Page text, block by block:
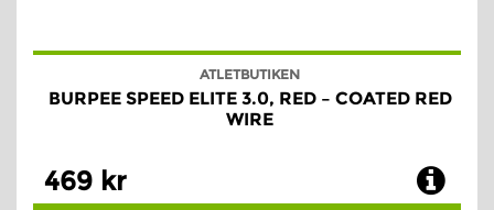
ATLETBUTIKEN
BURPEE SPEED ELITE 3.0, RED – COATED RED
WIRE
469 kr